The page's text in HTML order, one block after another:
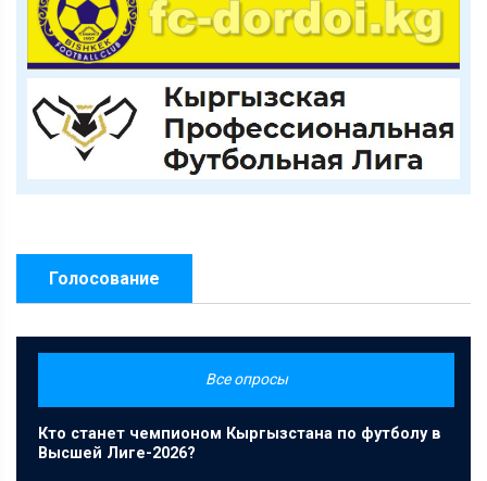
Голосование
Все опросы
Кто станет чемпионом Кыргызстана по футболу в
Высшей Лиге-2026?